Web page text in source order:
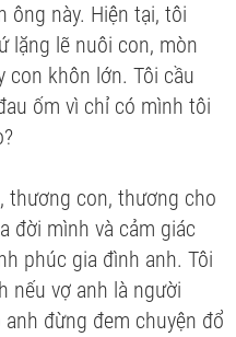
ông này. Hiện tại, tôi
lặng lẽ nuôi con, mòn
con khôn lớn. Tôi cầu
ốm vì chỉ có mình tôi
thương con, thương cho
đời mình và cảm giác
phúc gia đình anh. Tôi
nếu vợ anh là người
đừng đem chuyện đổ